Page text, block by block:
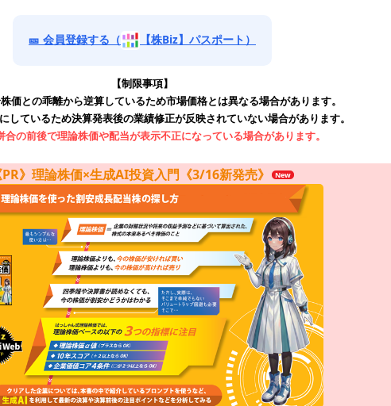
🎫 会員登録する（ 【株Biz】パスポート）
【制限事項】
価との乖離から逆算しているため市場価格とは異なる場合があります。
しているため決算発表後の業績修正が反映されていない場合があります。
合の前後で理論株価や配当が表示不正になっている場合があります。
PR》理論株価×生成AI投資入門《3/16新発売》